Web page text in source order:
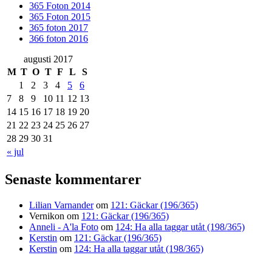
365 Foton 2014
365 Foton 2015
365 foton 2017
366 foton 2016
augusti 2017
M T O T F L S
« jul
1 2 3 4 5
6
7
8 9 10 11 12 13
14 15 16 17 18 19 20
21 22 23 24 25 26 27
28 29 30 31
Senaste kommentarer
Lilian Varnanderom 121: Gäckar (196/365)
Vernikon om 121: Gäckar (196/365)
Anneli - A'la Foto om 124: Ha alla taggar utåt (198/365)
Kerstin om 121: Gäckar (196/365)
Kerstin om 124: Ha alla taggar utåt (198/365)